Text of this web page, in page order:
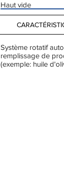
Haut vide
Système rotatif
remplissage de
(exemple: huile